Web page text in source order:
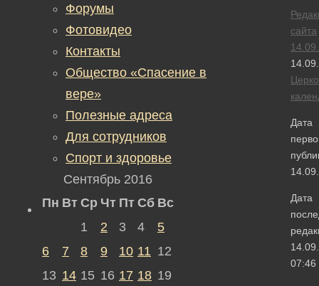
сайта
Дата
Дата
07:46
Форумы
Фотовидео
Контакты
Общество «Спасение в
вере»
Полезные адреса
Для сотрудников
Спорт и здоровье
Сентябрь 2016
Пн Вт Ср Чт Пт Сб Вс
1
2 3 4
5
6
7 8 9 10 11 12
13 14 15 16 17 18 19